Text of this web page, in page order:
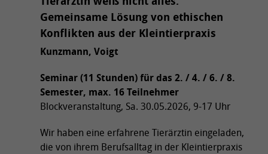
Gemeinsame Lösung von ethischen
Konflikten aus der Kleintierpraxis
Kunzmann, Voigt
Seminar (11 Stunden) für das 2. / 4. / 6. / 8.
Semester, max. 16 Teilnehmer
Blockveranstaltung, Sa. 30.05.2026, 9-17 Uhr
Wir haben eine erfahrene Tierärztin eingeladen,
die von ihrem Berufsalltag in der Kleintierpraxis